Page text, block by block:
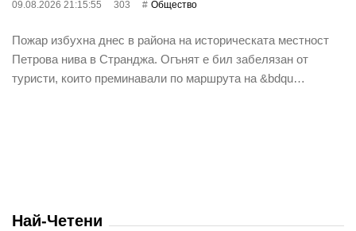
09.08.2026 21:15:55 303 Общество
Пожар избухна днес в района на историческата местност
Петрова нива в Странджа. Огънят е бил забелязан от
туристи, които преминавали по маршрута на &bdqu…
Най-Четени